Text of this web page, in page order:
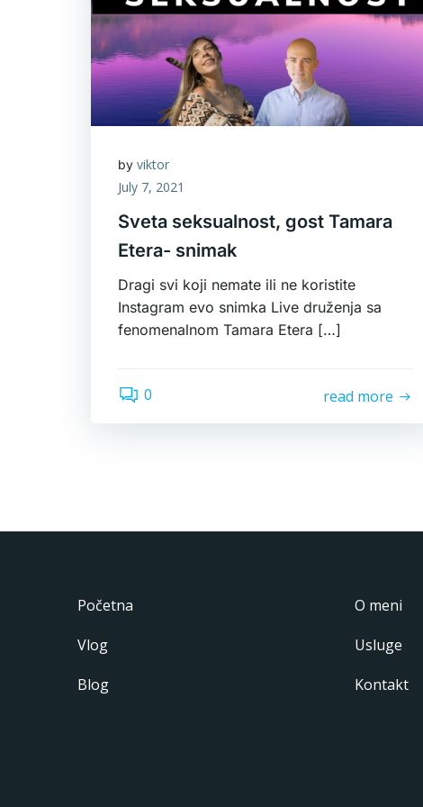
by viktor
July 7, 2021
Sveta seksualnost, gost Tamara
Etera- snimak
Dragi svi koji nemate ili ne koristite
Instagram evo snimka Live druženja sa
fenomenalnom Tamara Etera […]
0 read more
Početna
Vlog
Blog
O meni
Usluge
Kontakt